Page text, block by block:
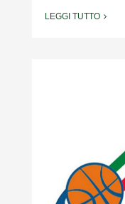
LEGGI TUTTO